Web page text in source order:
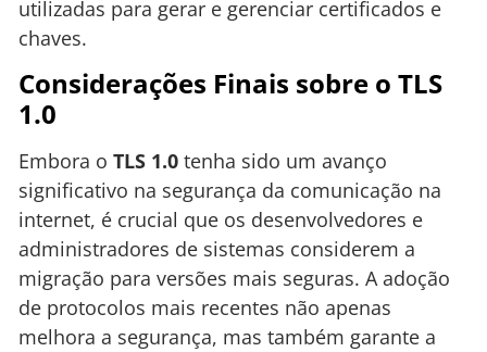
utilizadas para gerar e gerenciar certificados e
chaves.
Considerações Finais sobre o TLS
1.0
Embora o TLS 1.0 tenha sido um avanço
significativo na segurança da comunicação na
internet, é crucial que os desenvolvedores e
administradores de sistemas considerem a
migração para versões mais seguras. A adoção
de protocolos mais recentes não apenas
melhora a segurança, mas também garante a